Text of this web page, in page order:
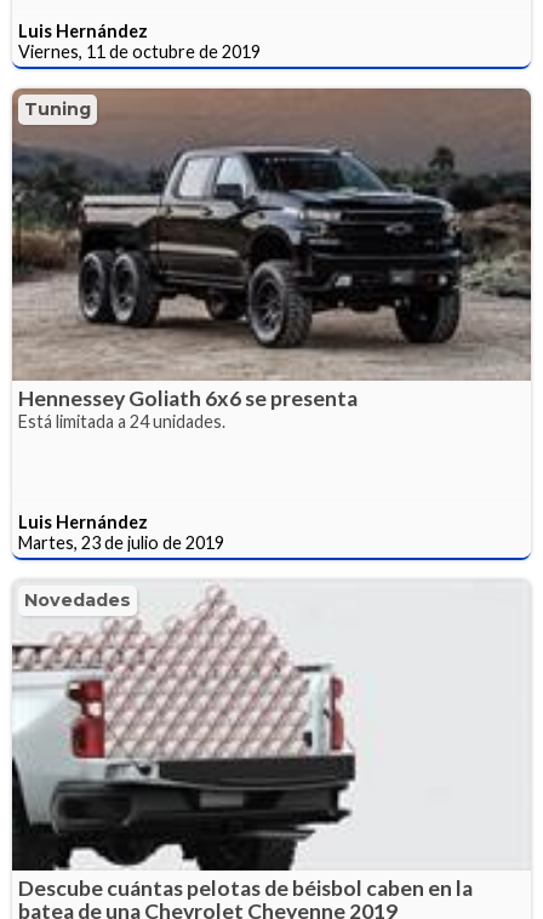
Luis Hernández
Viernes, 11 de octubre de 2019
Tuning
Hennessey Goliath 6x6 se presenta
Está limitada a 24 unidades.
Luis Hernández
Martes, 23 de julio de 2019
Novedades
Descube cuántas pelotas de béisbol caben en la
batea de una Chevrolet Cheyenne 2019